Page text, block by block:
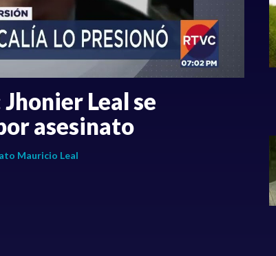
Leal se
asesinato
Mauricio Leal